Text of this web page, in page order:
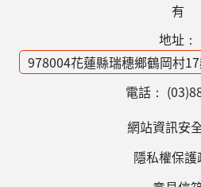
有
地址：
978004花蓮縣瑞穗鄉鶴岡村
電話：
網站資訊安
隱私權保護